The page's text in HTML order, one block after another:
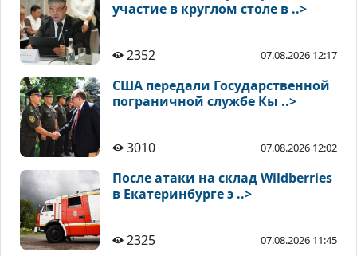
участие в круглом столе в ..>
2352 07.08.2026 12:17
США передали Государственной
пограничной службе Кы ..>
3010 07.08.2026 12:02
После атаки на склад Wildberries
в Екатеринбурге э ..>
2325 07.08.2026 11:45